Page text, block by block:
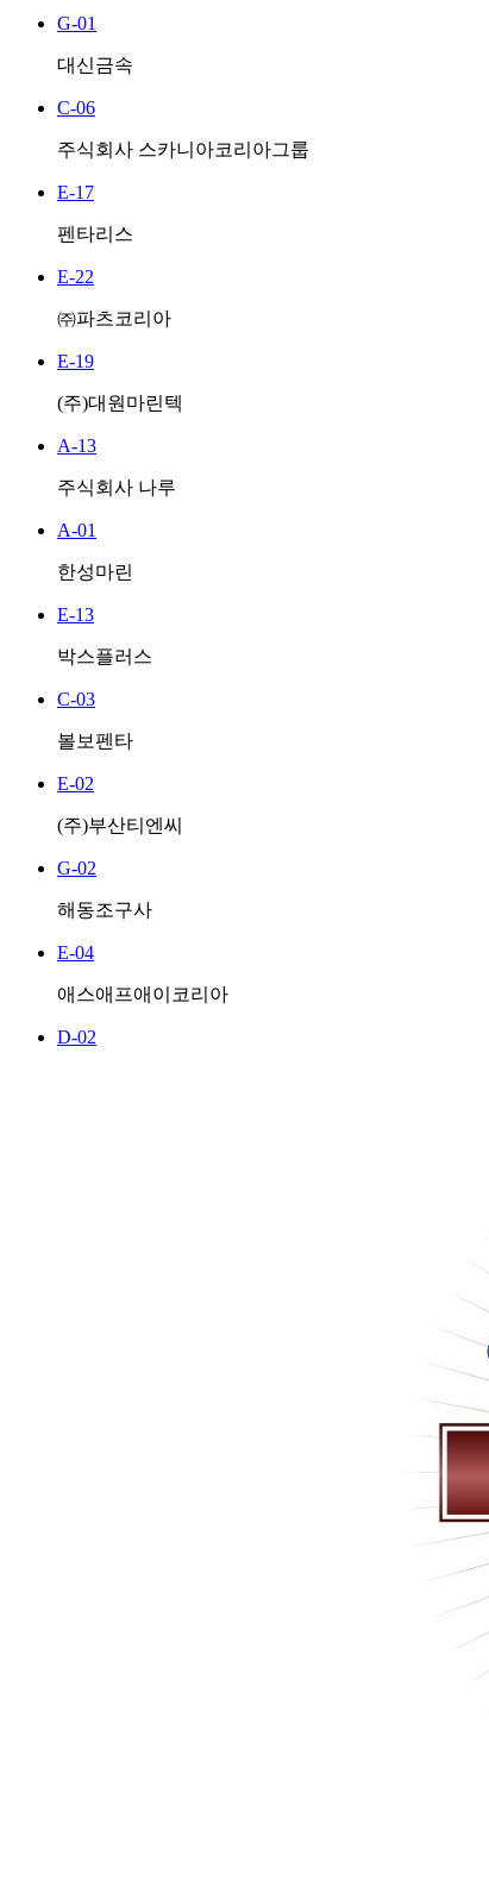
G-01
대신금속
C-06
주식회사 스카니아코리아그룹
E-17
펜타리스
E-22
㈜파츠코리아
E-19
(주)대원마린텍
A-13
주식회사 나루
A-01
한성마린
E-13
박스플러스
C-03
볼보펜타
E-02
(주)부산티엔씨
G-02
해동조구사
E-04
애스애프애이코리아
D-02